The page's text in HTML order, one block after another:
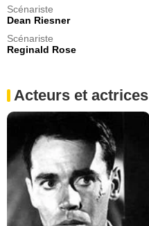
Scénariste
Dean Riesner
Scénariste
Reginald Rose
Acteurs et actrices